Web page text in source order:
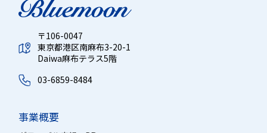
〒106-0047
東京都港区南麻布3-20-1
Daiwa麻布テラス5階
03-6859-8484
事業概要